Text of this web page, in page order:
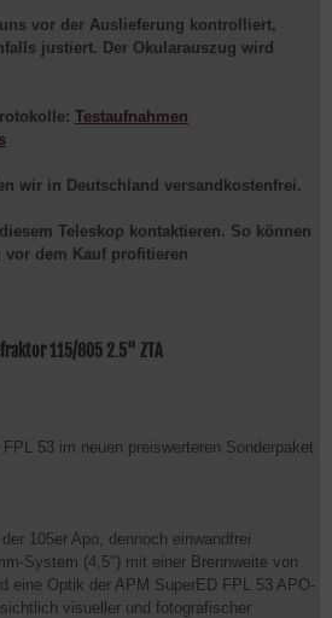
vor der Auslieferung kontrolliert,
justiert. Der Okularauszug wird
Testaufnahmen
wir in Deutschland versandkostenfrei.
diesem Teleskop kontaktieren. So können
dem Kauf profitieren
115/805 2.5" ZTA
53 im neuen preiswerteren Sonderpaket
105er Apo, dennoch einwandfrei
System (4,5") mit einer Brennweite von
eine Optik der APM SuperED FPL 53 APO-
visueller und fotografischer